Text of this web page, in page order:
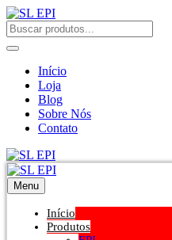
Início
Loja
Blog
Sobre Nós
Contato
Menu
Início
Produtos